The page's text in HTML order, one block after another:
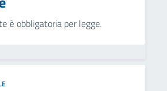
è obbligatoria per legge.